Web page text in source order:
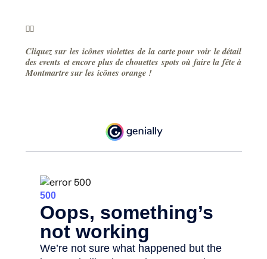
👇🏼
Cliquez sur les icônes violettes de la carte pour voir le détail
des events et encore plus de chouettes spots où faire la fête à
Montmartre sur les icônes orange !